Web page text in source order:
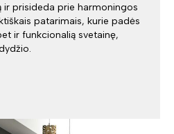
prisideda prie harmoningos
patarimais, kurie padės
ir funkcionalią svetainę,